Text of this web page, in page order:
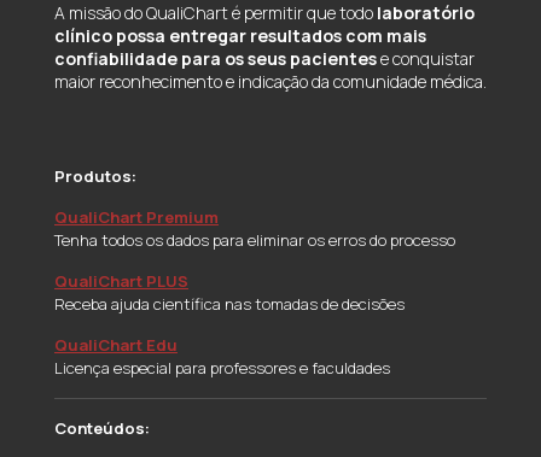
A missão do QualiChart é permitir que todo laboratório
clínico possa entregar resultados com mais
confiabilidade para os seus pacientese conquistar
maior reconhecimento e indicação da comunidade médica.
Produtos:
QualiChart Premium
Tenha todos os dados para eliminar os erros do processo
QualiChart PLUS
Receba ajuda científica nas tomadas de decisões
QualiChart Edu
Licença especial para professores e faculdades
Conteúdos: